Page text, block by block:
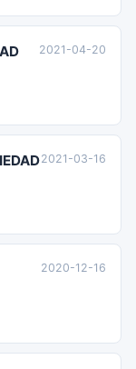
2021-04-20
2021-03-16
2020-12-16